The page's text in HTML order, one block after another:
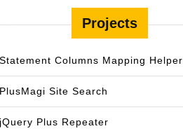
Projects
Statement Columns Mapping Helper
PlusMagi Site Search
jQuery Plus Repeater